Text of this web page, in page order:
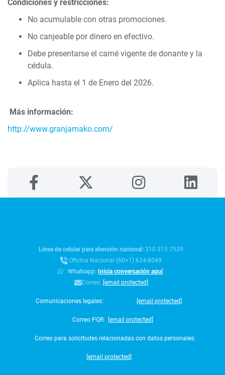
Condiciones y restricciones:
No acumulable con otras promociones.
No canjeable por dinero en efectivo.
Debe presentarse el carné vigente de donante y la
cédula.
Aplica hasta el 1 de Enero del 2026.
Más información:
http://www.granjamako.com/
Línea de celular para atención nacional:310 315 7529
Oficina Nacional (60+1) 634-8049
:Whatsapp: Inicia conversación aquí
Correo: [email protected]
Comunicaciones legales: [email protected]
Correo PQR: [email protected]
Correo para solicitudes relacionadas con datos personales:
[email protected]